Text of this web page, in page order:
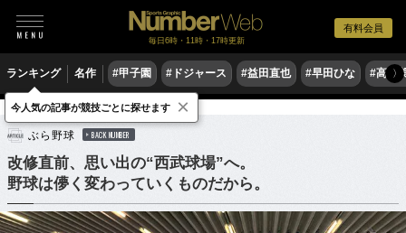
有料会員
毎日6時・11時・17時更新
ランキング 名作 #甲子園 #ドジャース #益田直也 #早田ひな #高木
〉
野球 プロ野球
ぶら野球 BACK NUMBER
改修直前、思い出の“西武球場”へ。
野球は儚く変わっていくものだから。
今人気の記事が競技ごとに探せます ×